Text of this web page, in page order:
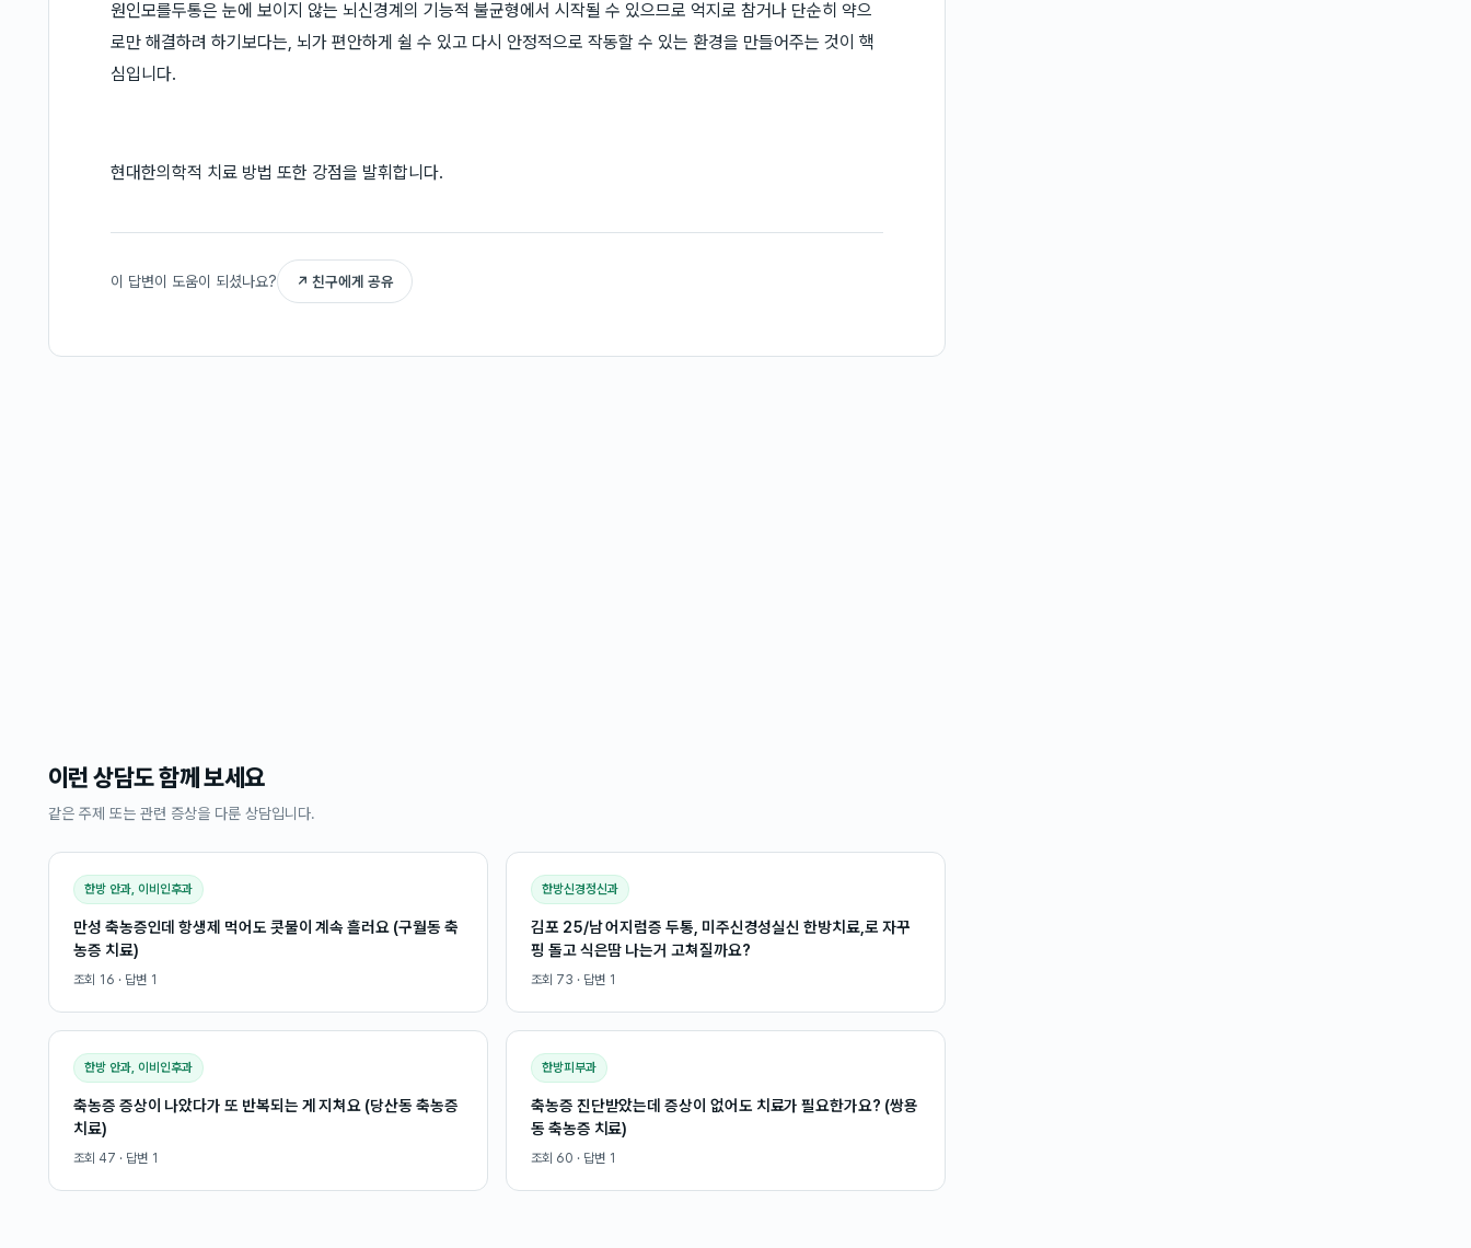
원인모를두통은 눈에 보이지 않는 뇌신경계의 기능적 불균형에서 시작될 수 있으므로 억지로 참거나 단순히 약으
로만 해결하려 하기보다는, 뇌가 편안하게 쉴 수 있고 다시 안정적으로 작동할 수 있는 환경을 만들어주는 것이 핵
심입니다.
현대한의학적 치료 방법 또한 강점을 발휘합니다.
이 답변이 도움이 되셨나요? ↗ 친구에게 공유
이런 상담도 함께 보세요
같은 주제 또는 관련 증상을 다룬 상담입니다.
한방 안과, 이비인후과
만성 축농증인데 항생제 먹어도 콧물이 계속 흘러요 (구월동 축
농증 치료)
조회 16 · 답변 1
한방신경정신과
김포 25/남 어지럼증 두통, 미주신경성실신 한방치료,로 자꾸
핑 돌고 식은땀 나는거 고쳐질까요?
조회 73 · 답변 1
한방 안과, 이비인후과
축농증 증상이 나았다가 또 반복되는 게 지쳐요 (당산동 축농증
치료)
조회 47 · 답변 1
한방피부과
축농증 진단받았는데 증상이 없어도 치료가 필요한가요? (쌍용
동 축농증 치료)
조회 60 · 답변 1